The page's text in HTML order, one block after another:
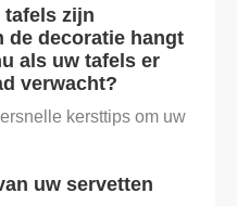
zijn
de decoratie hangt
als uw tafels er
verwacht?
kersttips om uw
uw servetten